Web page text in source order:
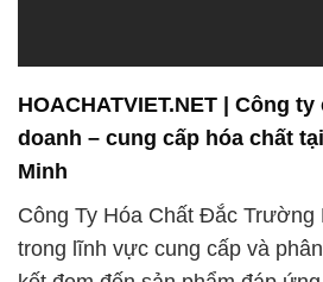
đồng hành đáng tin cậy của
Chúng tôi tự hào về việc theo
xu hướng mới nhất trong ngành
khách hàng của chúng tôi luôn
giải pháp tiên tiến nhất. Mối